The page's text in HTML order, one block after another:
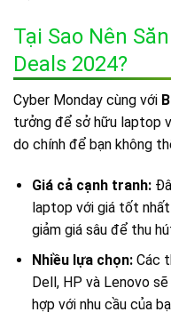
Tại Sao Nên
Deals 2024?
Cyber Monday cùng với
tưởng để sở hữu laptop
do chính để bạn không
Giá cả cạnh tranh:
laptop với giá tốt
giảm giá sâu để thu
Nhiều lựa chọn:Các
Dell, HP và Lenovo
hợp với nhu cầu của